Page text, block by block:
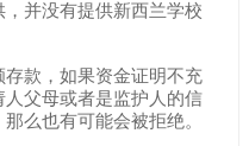
并没有提供新西兰学校
款，如果资金证明不充
父母或者是监护人的信
么也有可能会被拒绝。